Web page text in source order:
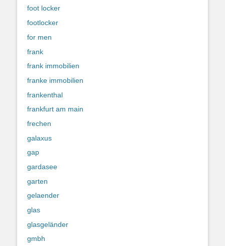
foot locker
footlocker
for men
frank
frank immobilien
franke immobilien
frankenthal
frankfurt am main
frechen
galaxus
gap
gardasee
garten
gelaender
glas
glasgeländer
gmbh